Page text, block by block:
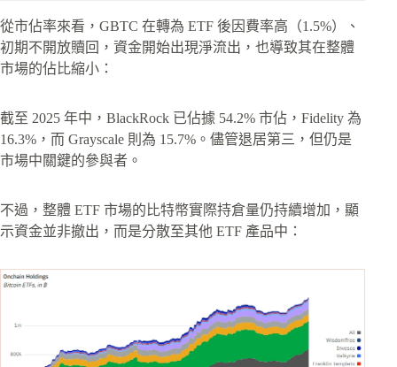
從市佔率來看，GBTC 在轉為 ETF 後因費率高（1.5%）、
初期不開放贖回，資金開始出現淨流出，也導致其在整體
市場的佔比縮小：
截至 2025 年中，BlackRock 已佔據 54.2% 市佔，Fidelity 為
16.3%，而 Grayscale 則為 15.7%。儘管退居第三，但仍是
市場中關鍵的參與者。
不過，整體 ETF 市場的比特幣實際持倉量仍持續增加，顯
示資金並非撤出，而是分散至其他 ETF 產品中：